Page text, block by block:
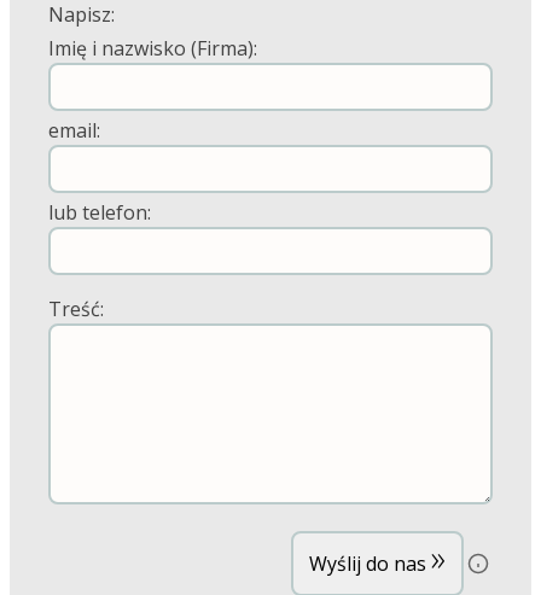
Napisz:
Imię i nazwisko (Firma):
email:
lub telefon:
Treść:
Wyślij do nas »